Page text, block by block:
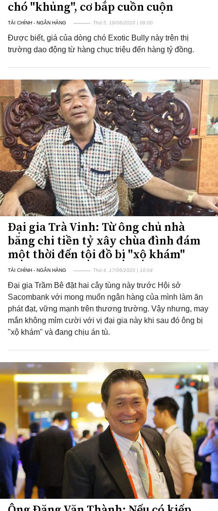
chó "khủng", cơ bắp cuồn cuộn
TÀI CHÍNH - NGÂN HÀNG Thứ 5, 18/06/2020 | 08:00
Được biết, giá của dòng chó Exotic Bully này trên thị
trường dao động từ hàng chục triệu đến hàng tỷ đồng.
Đại gia Trà Vinh: Từ ông chủ nhà
băng chi tiền tỷ xây chùa đình đám
một thời đến tội đồ bị "xộ khám"
TÀI CHÍNH - NGÂN HÀNG Thứ 4, 17/06/2020 | 10:04
Đại gia Trầm Bê đặt hai cây tùng này trước Hội sở
Sacombank với mong muốn ngân hàng của mình làm ăn
phát đạt, vững mạnh trên thương trường. Vậy nhưng, may
mắn không mỉm cười với vị đại gia này khi sau đó ông bị
"xộ khám" và đang chịu án tù.